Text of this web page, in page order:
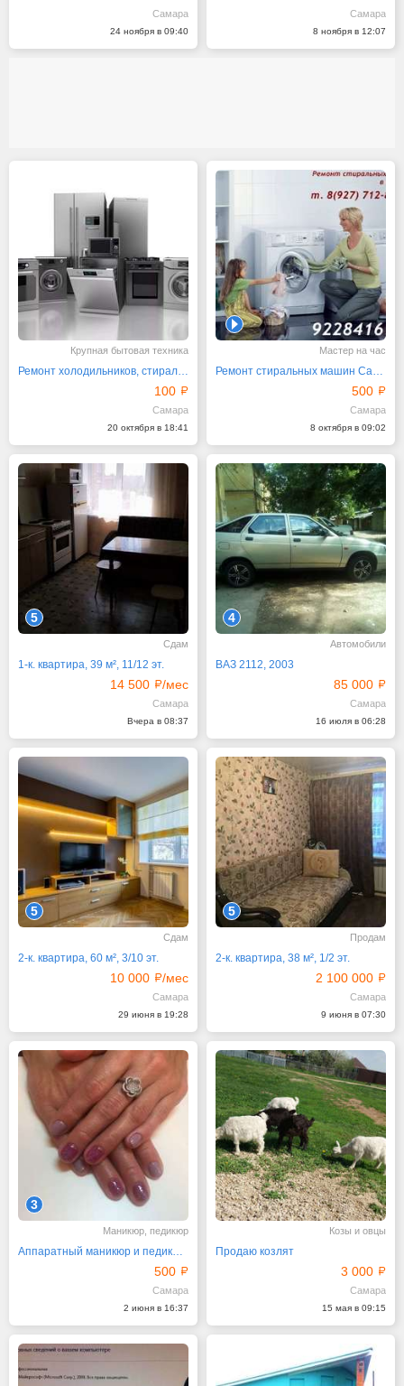
Самара
24 ноября в 09:40
Самара
8 ноября в 12:07
Крупная бытовая техника
Ремонт холодильников, стиральных, посудомоечных машин
100
Самара
20 октября в 18:41
1
Мастер на час
Ремонт стиральных машин Самара
500
Самара
8 октября в 09:02
5
Сдам
1-к. квартира, 39 м², 11/12 эт.
14 500 /мес
Самара
Вчера в 08:37
4
Автомобили
ВАЗ 2112, 2003
85 000
Самара
16 июля в 06:28
5
Сдам
2-к. квартира, 60 м², 3/10 эт.
10 000 /мес
Самара
29 июня в 19:28
5
Продам
2-к. квартира, 38 м², 1/2 эт.
2 100 000
Самара
9 июня в 07:30
3
Маникюр, педикюр
Аппаратный маникюр и педикюр, наращивание
500
Самара
2 июня в 16:37
Козы и овцы
Продаю козлят
3 000
Самара
15 мая в 09:15